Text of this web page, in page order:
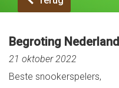
Begroting
21 oktober 2022
Beste snookerspelers,